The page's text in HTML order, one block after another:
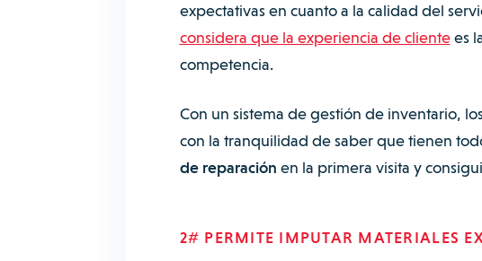
expectativas en cuanto a la calidad del
considera que la experiencia de clientees
competencia.
Con un sistema de gestión de inventario,
con la tranquilidad de saber que tienen
de reparación en la primera visita y
2# PERMITE IMPUTAR MATERIALES